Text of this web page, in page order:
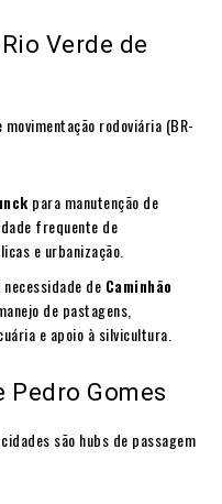
Verde de
rodoviária (BR-
para manutenção de
frequente de
e urbanização.
de Caminhão
de pastagens,
e apoio à silvicultura.
Pedro Gomes
são hubs de passagem